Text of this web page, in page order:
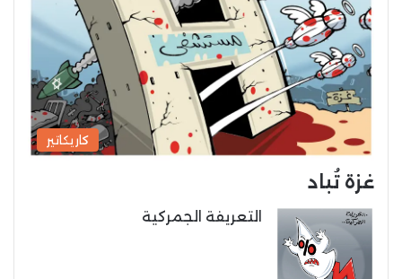
كاريكاتير
غزة تُباد
التعريفة الجمركية